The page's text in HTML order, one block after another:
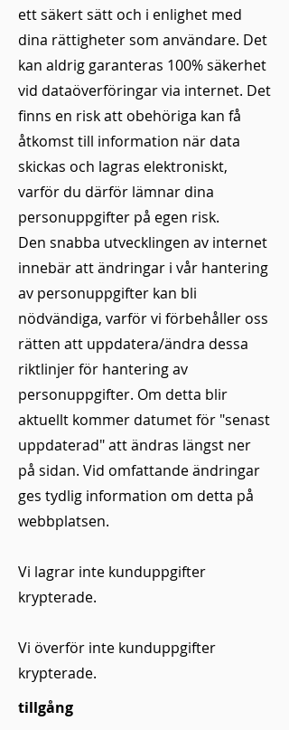
ett säkert sätt och i enlighet med
dina rättigheter som användare. Det
kan aldrig garanteras 100% säkerhet
vid dataöverföringar via internet. Det
finns en risk att obehöriga kan få
åtkomst till information när data
skickas och lagras elektroniskt,
varför du därför lämnar dina
personuppgifter på egen risk.
Den snabba utvecklingen av internet
innebär att ändringar i vår hantering
av personuppgifter kan bli
nödvändiga, varför vi förbehåller oss
rätten att uppdatera/ändra dessa
riktlinjer för hantering av
personuppgifter. Om detta blir
aktuellt kommer datumet för "senast
uppdaterad" att ändras längst ner
på sidan. Vid omfattande ändringar
ges tydlig information om detta på
webbplatsen.
Vi lagrar inte kunduppgifter
krypterade.
Vi överför inte kunduppgifter
krypterade.
tillgång